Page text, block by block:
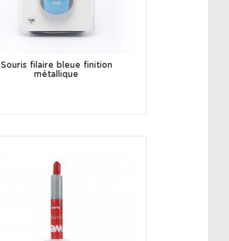
Souris filaire bleue finition
métallique